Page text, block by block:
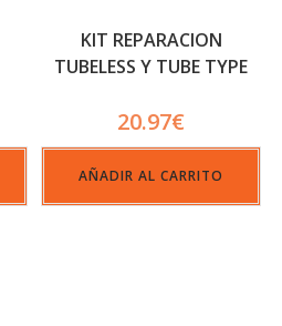
KIT REPARACION
TUBELESS Y TUBE TYPE
20.97€
AÑADIR AL CARRITO